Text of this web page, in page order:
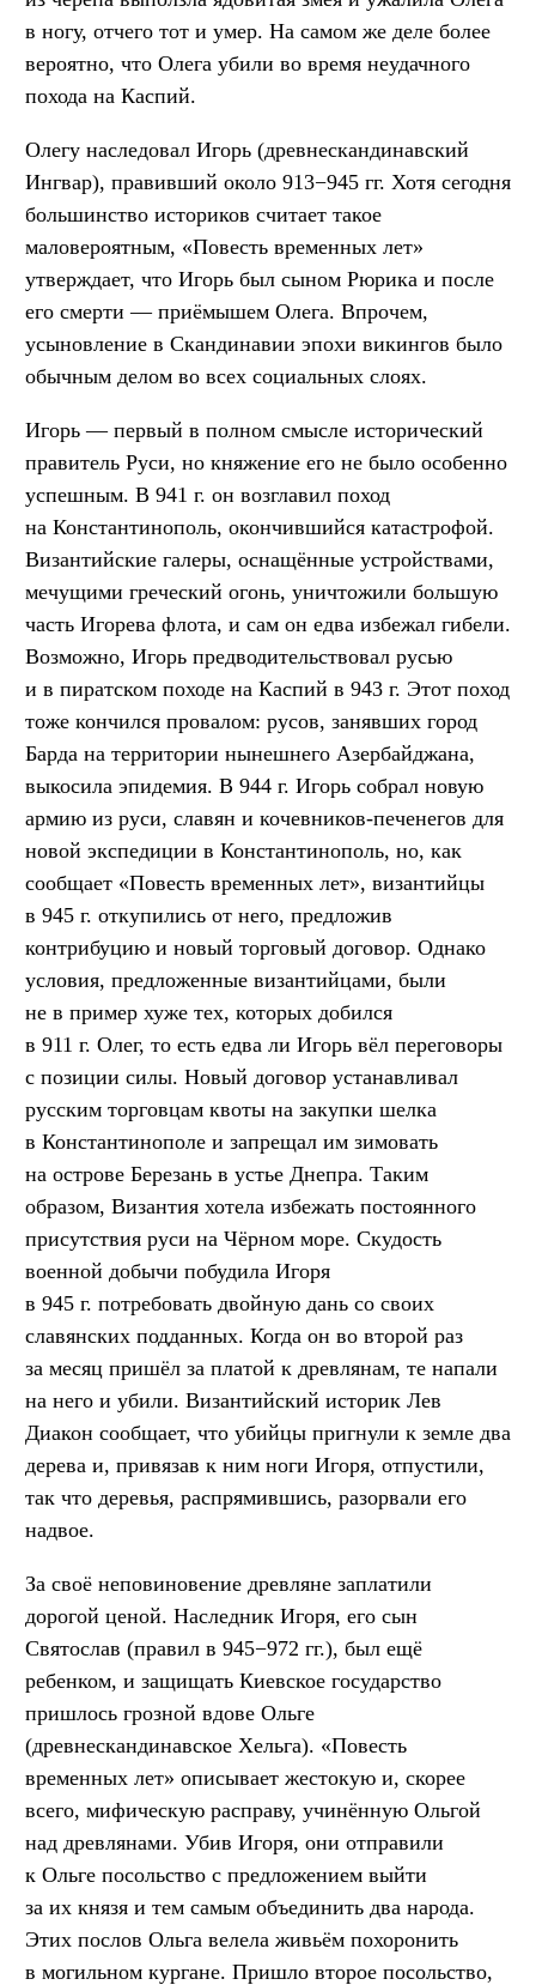
в ногу, отчего тот и умер. На самом же деле более
вероятно, что Олега убили во время неудачного
похода на Каспий.
Олегу наследовал Игорь (древнескандинавский
Ингвар), правивший около 913−945 гг. Хотя сегодня
большинство историков считает такое
маловероятным, «Повесть временных лет»
утверждает, что Игорь был сыном Рюрика и после
его cмерти — приёмышем Олега. Впрочем,
усыновление в Скандинавии эпохи викингов было
обычным делом во всех социальных слоях.
Игорь — первый в полном смысле исторический
правитель Руси, но княжение его не было особенно
успешным. В 941 г. он возглавил поход
на Константинополь, окончившийся катастрофой.
Византийские галеры, оснащённые устройствами,
мечущими греческий огонь, уничтожили большую
часть Игорева флота, и сам он едва избежал гибели.
Возможно, Игорь предводительствовал русью
и в пиратском походе на Каспий в 943 г. Этот поход
тоже кончился провалом: русов, занявших город
Барда на территории нынешнего Азербайджана,
выкосила эпидемия. В 944 г. Игорь собрал новую
армию из руси, славян и кочевников-печенегов для
новой экспедиции в Константинополь, но, как
сообщает «Повесть временных лет», византийцы
в 945 г. откупились от него, предложив
контрибуцию и новый торговый договор. Однако
условия, предложенные византийцами, были
не в пример хуже тех, которых добился
в 911 г. Олег, то есть едва ли Игорь вёл переговоры
с позиции силы. Новый договор устанавливал
русским торговцам квоты на закупки шелка
в Константинополе и запрещал им зимовать
на острове Березань в устье Днепра. Таким
образом, Византия хотела избежать постоянного
присутствия руси на Чёрном море. Скудость
военной добычи побудила Игоря
в 945 г. потребовать двойную дань со своих
славянских подданных. Когда он во второй раз
за месяц пришёл за платой к древлянам, те напали
на него и убили. Византийский историк Лев
Диакон сообщает, что убийцы пригнули к земле два
дерева и, привязав к ним ноги Игоря, отпустили,
так что деревья, распрямившись, разорвали его
надвое.
За своё неповиновение древляне заплатили
дорогой ценой. Наследник Игоря, его сын
Святослав (правил в 945−972 гг.), был ещё
ребенком, и защищать Киевское государство
пришлось грозной вдове Ольге
(древнескандинавское Хельга). «Повесть
временных лет» описывает жестокую и, скорее
всего, мифическую расправу, учинённую Ольгой
над древлянами. Убив Игоря, они отправили
к Ольге посольство с предложением выйти
за их князя и тем самым объединить два народа.
Этих послов Ольга велела живьём похоронить
в могильном кургане. Пришло второе посольство,